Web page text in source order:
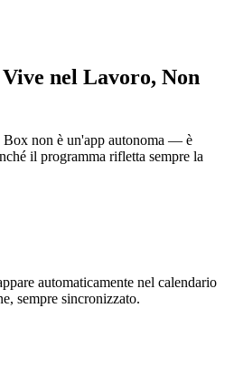
nel Lavoro, Non
Box non è un'app autonoma — è
il programma rifletta sempre la
automaticamente nel calendario
sempre sincronizzato.